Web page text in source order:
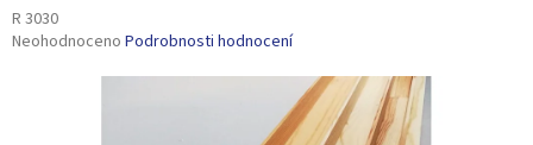
R 3030
Průměrné
Neohodnoceno Podrobnosti hodnocení